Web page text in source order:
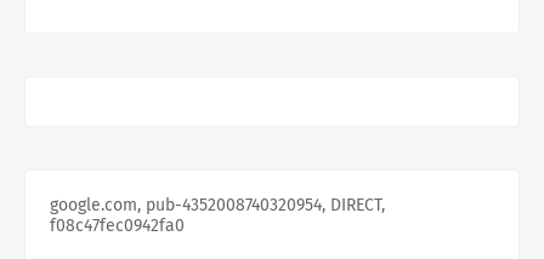
google.com, pub-4352008740320954, DIRECT,
f08c47fec0942fa0